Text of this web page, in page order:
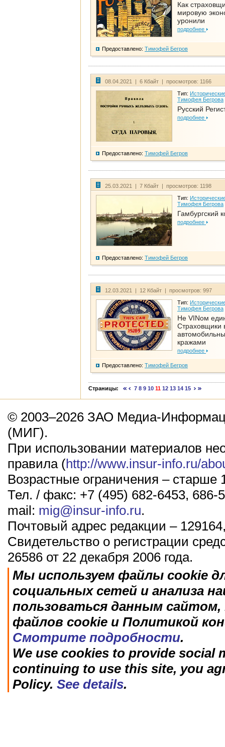
Как
мировую
уронили
подробнее
Предоставлено: Тимофей Бегров
08.04.2021 | 6 Кбайт | просмотров: 1166
Тип:
Тимофея Бегрова
Русский
подробнее
Предоставлено: Тимофей Бегров
25.03.2021 | 7 Кбайт | просмотров: 1198
Тип:
Тимофея Бегрова
Гамбургский
подробнее
Предоставлено: Тимофей Бегров
12.03.2021 | 12 Кбайт | просмотров: 997
Тип:
Тимофея Бегрова
Не VINом
Страховщики
кражами
подробнее
Предоставлено: Тимофей Бегров
Страницы: 7 8 9 10 11 12 13 14 15
© 2003–2026 ЗАО Медиа-
(МИГ).
При использовании материалов
правила (http://www.insur-info.ru/
Возрастные ограничения – старше
Тел. / факс: +7 (495) 682-6453, 686-
mail: mig@insur-info.ru.
Почтовый адрес редакции –
Свидетельство о регистрации
26586 от 22 декабря 2006 года.
Мы используем файлы cookie
социальных сетей и анализа
пользоваться данным
файлов cookie и Политикой
Смотрите подробности.
We use cookies to provide social
continuing to use this site, you
Policy. See details.